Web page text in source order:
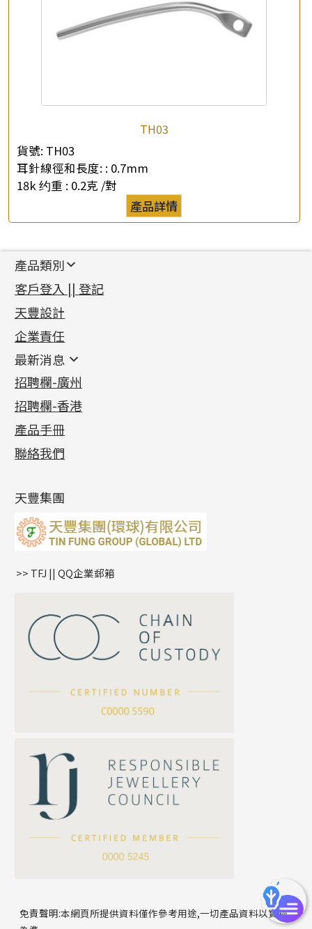
TH03
貨號: TH03
耳針線徑和長度: : 0.7mm
18k 约重 : 0.2克 /對
產品詳情
公司名稱
聯絡電話
產品類別
新產品
足金系列
足金配件
機織鏈系列
珠仔鏈
镶口链
管狀網鏈
十字車花鏈系列
十字閃O鏈系列
十字錘打鏈系列
側身車花鏈系列
側身鏈系列
雙十字鏈系列
水波鏈系列
蛇骨鏈系列
鏈尾系列
嘴唇鏈系列
S車花鏈系列
珍珠鏈系列
坦克鏈系列
滿天星鏈系列
方假繩鏈系列
首飾配件
耳環類配件
卷迫系列
螺絲迫系列
梅花迫系列
平臺迫系列
綫拍系列
美拍系列
耳環扣系列
耳綫/耳鈎系列
耳環爪頭
耳環
鏈類配件
動感車花吊墜
調節珠系列
生圈扣系列
龍蝦扣系列
鴨俐制系列
字母吊墜
相盒吊墜
項鏈吊墜
生肖吊墜
星座吊墜
珠扣
其他類配件
珠盤系列
袖口鈕系列
焊片及鐳射綫
空心車花管
珠類配件
無孔光身珠
空心光身珠
無孔批花珠
鑲口類
四爪頭系列
六爪頭系列
車花片
動感車花片
鑲口戒指
鑲口手鏈系列
首飾系列
手镯系列
戒指系列
空心耳環
空心车花管首饰链
空心手鐲系列
貴金屬原料
千足金
記憶金屬系列
記憶戒指
拉簧珠珠手鏈
記憶鈦手鐲
客戶登入 || 登記
天豐設計
企業責任
最新消息
最新消息
各項證書(2)
相片集(9)
展覽會資訊
最新產品資訊
招聘欄-廣州
招聘欄-香港
產品手冊
聯絡我們
天豐集團
>> TFJ || QQ企業郵箱
免責聲明:本網頁所提供資料僅作參考用途,一切產品資料以實物